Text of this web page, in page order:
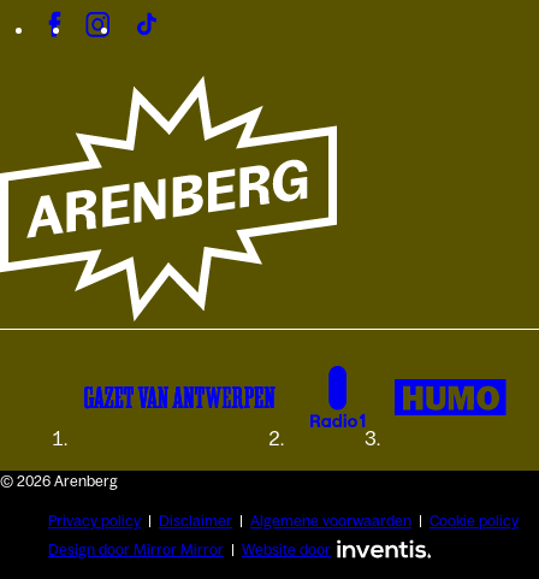
© 2026 Arenberg
Privacy policy Disclaimer Algemene voorwaarden
Cookie policy
Design door Mirror Mirror
Website door